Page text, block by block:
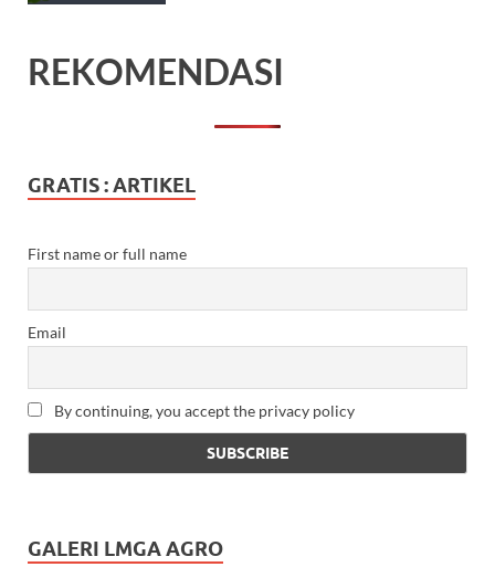
REKOMENDASI
GRATIS : ARTIKEL
First name or full name
Email
By continuing, you accept the privacy policy
GALERI LMGA AGRO